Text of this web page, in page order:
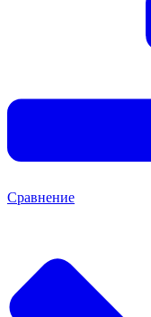
Сравнение